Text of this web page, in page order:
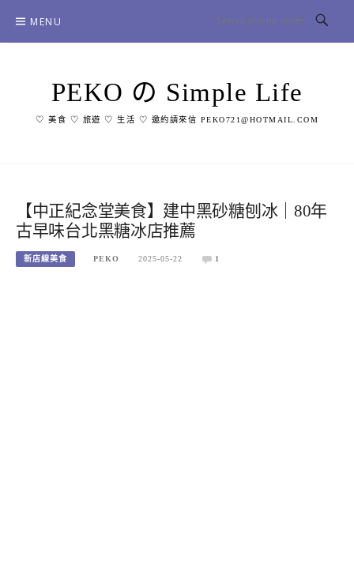
content
MENU
PEKO の Simple Life
♡ 美食 ♡ 旅遊 ♡ 生活 ♡ 邀約請來信 PEKO721@HOTMAIL.COM
【中正紀念堂美食】建中黑砂糖刨冰｜80年
古早味台北黑糖冰店推薦
新店線美食 PEKO 2025-05-22 1